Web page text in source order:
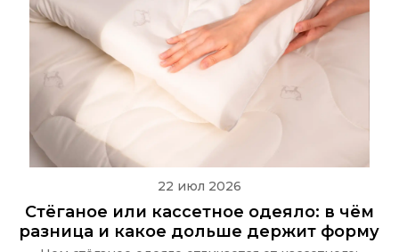
22 июл 2026
Стёганое или кассетное одеяло: в чём
разница и какое дольше держит форму